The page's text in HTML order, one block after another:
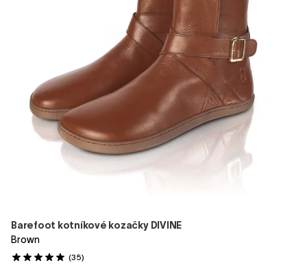
Barefoot kotníkové kozačky DIVINE
Brown
(35)